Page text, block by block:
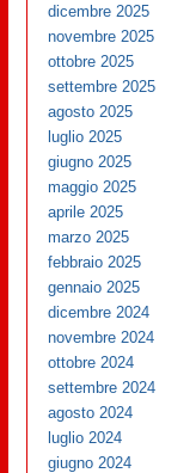
dicembre 2025
novembre 2025
ottobre 2025
settembre 2025
agosto 2025
luglio 2025
giugno 2025
maggio 2025
aprile 2025
marzo 2025
febbraio 2025
gennaio 2025
dicembre 2024
novembre 2024
ottobre 2024
settembre 2024
agosto 2024
luglio 2024
giugno 2024